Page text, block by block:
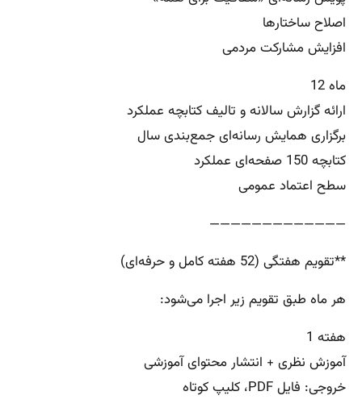
اصلاح ساختارها
افزایش مشارکت مردمی
ماه 12
ارائه گزارش سالانه و تالیف کتابچه عملکرد
برگزاری همایش رسانه‌ای جمع‌بندی سال
کتابچه 150 صفحه‌ای عملکرد
سطح اعتماد عمومی
—————————————
**تقویم هفتگی (52 هفته کامل و حرفه‌ای)
هر ماه طبق تقویم زیر اجرا می‌شود:
هفته 1
آموزش نظری + انتشار محتوای آموزشی
خروجی: فایل PDF، کلیپ کوتاه